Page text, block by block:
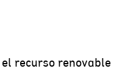
recurso